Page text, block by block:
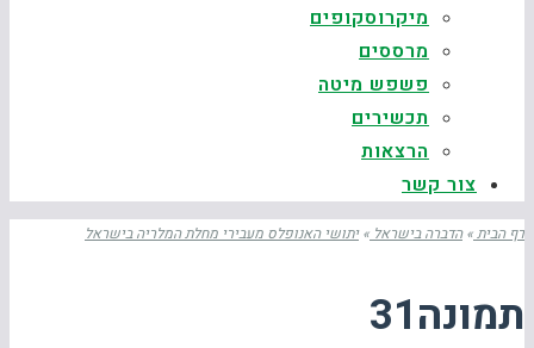
מיקרוסקופים
מרססים
פשפש מיטה
תכשירים
הרצאות
צור קשר
דף הבית» הדברה בישראל » יתושי האנופלס מעבירי מחלת המלריה בישראל
תמונה31